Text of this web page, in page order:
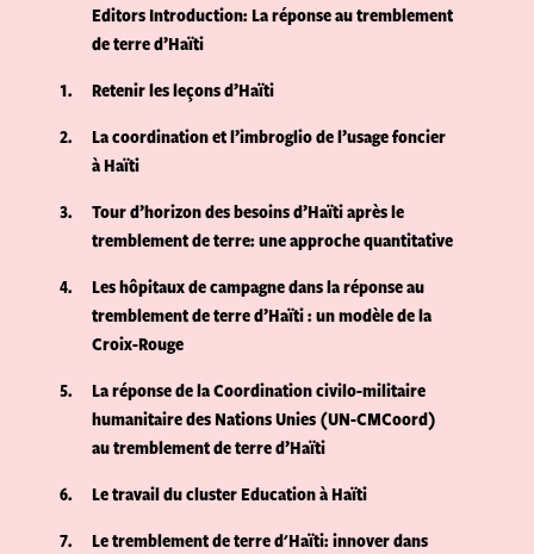
Editors Introduction: La réponse au tremblement
de terre d’Haïti
1
Retenir les leçons d’Haïti
2
La coordination et l’imbroglio de l’usage foncier
à Haïti
3
Tour d’horizon des besoins d’Haïti après le
tremblement de terre: une approche quantitative
4
Les hôpitaux de campagne dans la réponse au
tremblement de terre d’Haïti : un modèle de la
Croix-Rouge
5
La réponse de la Coordination civilo-militaire
humanitaire des Nations Unies (UN-CMCoord)
au tremblement de terre d’Haïti
6
Le travail du cluster Education à Haïti
7
Le tremblement de terre d'Haïti: innover dans